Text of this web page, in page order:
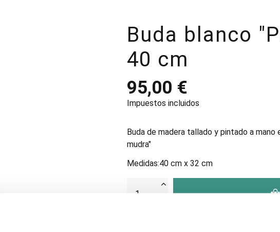
Buda blanco
40 cm
95,00 €
Impuestos incluidos
Buda de madera tallado y pintado a mano
mudra"
Medidas:40 cm x 32 cm